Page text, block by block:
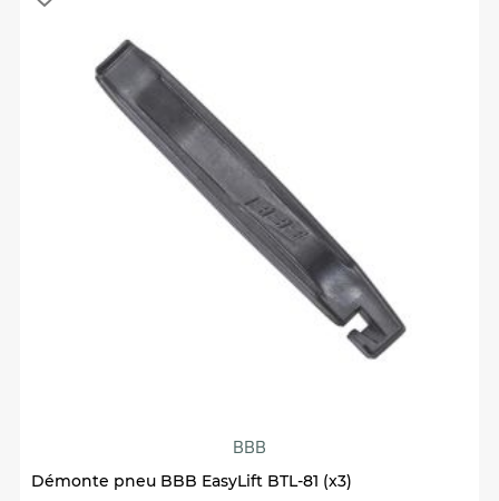
BBB
Démonte pneu BBB EasyLift BTL-81 (x3)